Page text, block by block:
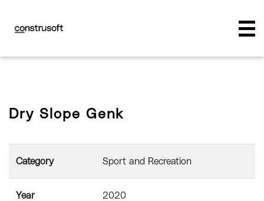
Dry Slope Genk
Category Sport and Recreation
Year 2020